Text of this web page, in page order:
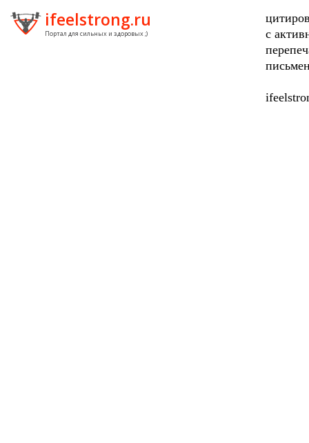
ifeelstrong.ru
Портал для сильных и здоровых ;)
с